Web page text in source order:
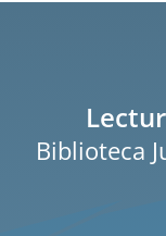
Biblioteca